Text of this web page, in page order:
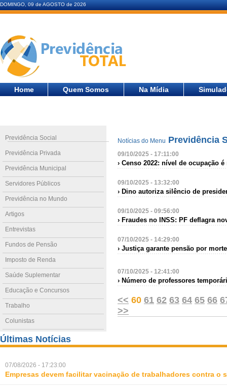
DOMINGO, 09 de AGOSTO de 2026
Home Quem Somos Na Mídia
Previdência Social
Previdência Privada
Previdência Municipal
Servidores Públicos
Previdência no Mundo
Artigos
Entrevistas
Fundos de Pensão
Imposto de Renda
Saúde Suplementar
Educação e Concursos
Trabalho
Colunistas
Notícias do Menu Previdência
09/10/2025 - 17:11:00
› Censo 2022: nível de ocupação
09/10/2025 - 13:32:00
› Dino autoriza silêncio de
09/10/2025 - 09:56:00
› Fraudes no INSS: PF deflagra
07/10/2025 - 14:29:00
› Justiça garante pensão por
07/10/2025 - 12:41:00
› Número de professores
<< 60 61 62 63 64 65 66
>>
Últimas Notícias
07/08/2026 - 17:23:00
Empresas devem facilitar vacinação de trabalhadores contra o